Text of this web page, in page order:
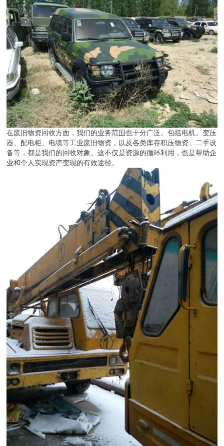
在废旧物资回收方面，我们的业务范围也十分广泛。包括电机、变压
器、配电柜、电缆等工业废旧物资，以及各类库存积压物资、二手设
备等，都是我们的回收对象。这不仅是资源的循环利用，也是帮助企
业和个人实现资产变现的有效途径。